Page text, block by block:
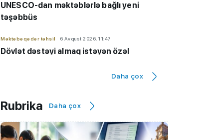
UNESCO-dan məktəblərlə bağlı yeni
təşəbbüs
Məktəbəqədər təhsil 6 Avqust 2026, 11:47
Dövlət dəstəyi almaq istəyən özəl
qaydaların tətbiqinə ehtiyac var"
Hadisə 6 Avqust 2026, 11:20
Daha çox
Rubrika Daha çox